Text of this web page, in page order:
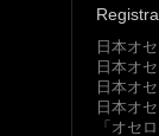
日本オ
日本オ
日本オ
日本オ
「オセ